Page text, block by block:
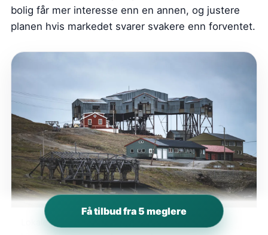
bolig får mer interesse enn en annen, og justere
planen hvis markedet svarer svakere enn forventet.
Lokale forhold i Lier påvirker både prissetting,
Få tilbud fra 5 meglere